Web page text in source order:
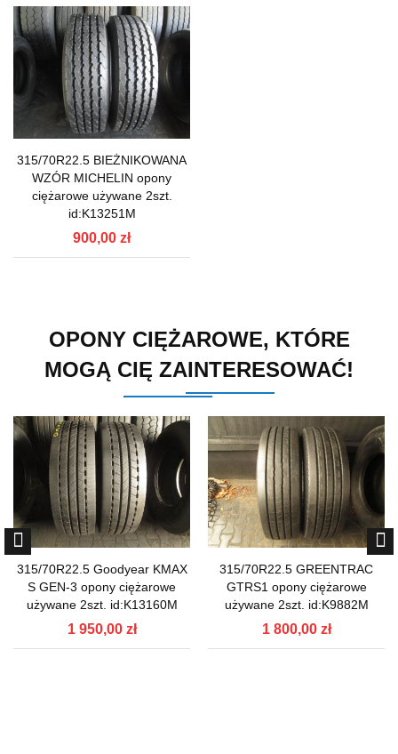
315/70R22.5 BIEŻNIKOWANA
WZÓR MICHELIN opony
ciężarowe używane 2szt.
id:K13251M
900,00 zł
OPONY CIĘŻAROWE, KTÓRE
MOGĄ CIĘ ZAINTERESOWAĆ!
315/70R22.5 Goodyear KMAX
S GEN-3 opony ciężarowe
używane 2szt. id:K13160M
1 950,00 zł
315/70R22.5 GREENTRAC
GTRS1 opony ciężarowe
używane 2szt. id:K9882M
1 800,00 zł